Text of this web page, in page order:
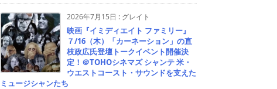
2026年7月15日 : グレイト
映画『イミディエイト ファミリー』
７/16（木）「カーネーション」の直
枝政広氏登壇トークイベント開催決
定！＠TOHOシネマズ シャンテ 米・
ウエストコースト・サウンドを支えた
ミュージシャンたち